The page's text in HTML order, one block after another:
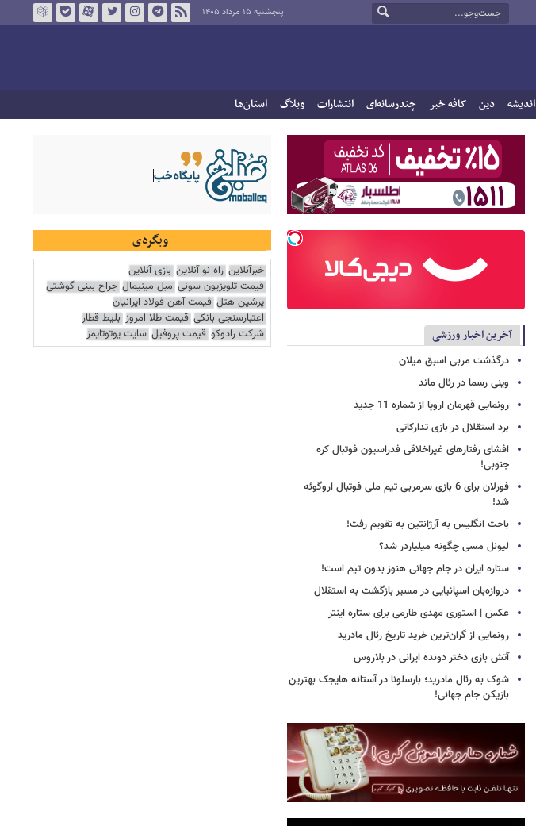
پنجشنبه ۱۵ مرداد ۱۴۰۵
اندیشه دین کافه خبر چندرسانه‌ای انتشارات وبلاگ استان‌ها
آخرین اخبار ورزشی
درگذشت مربی اسبق میلان
وینی رسما در رئال ماند
رونمایی قهرمان اروپا از شماره 11 جدید
برد استقلال در بازی تدارکاتی
افشای رفتارهای غیراخلاقی فدراسیون فوتبال کره
جنوبی!
فورلان برای 6 بازی سرمربی تیم ملی فوتبال اروگوئه
شد!
باخت انگلیس به آرژانتین به تقویم رفت!
لیونل مسی چگونه میلیاردر شد؟
ستاره ایران در جام جهانی هنوز بدون تیم است!
دروازه‌بان اسپانیایی در مسیر بازگشت به استقلال
عکس | استوری مهدی طارمی برای ستاره اینتر
رونمایی از گران‌ترین خرید تاریخ رئال مادرید
آتش بازی دختر دونده ایرانی در بلاروس
شوک به رئال مادرید؛ بارسلونا در آستانه هایجک بهترین
بازیکن جام جهانی!
وبگردی
خبرآنلاین راه نو آنلاین بازی آنلاین
قیمت تلویزیون سونی مبل مینیمال جراح بینی گوشتی
پرشین هتل قیمت آهن فولاد ایرانیان
اعتبارسنجی بانکی قیمت طلا امروز بلیط قطار
شرکت رادوکو قیمت پروفیل سایت یوتوتایمز